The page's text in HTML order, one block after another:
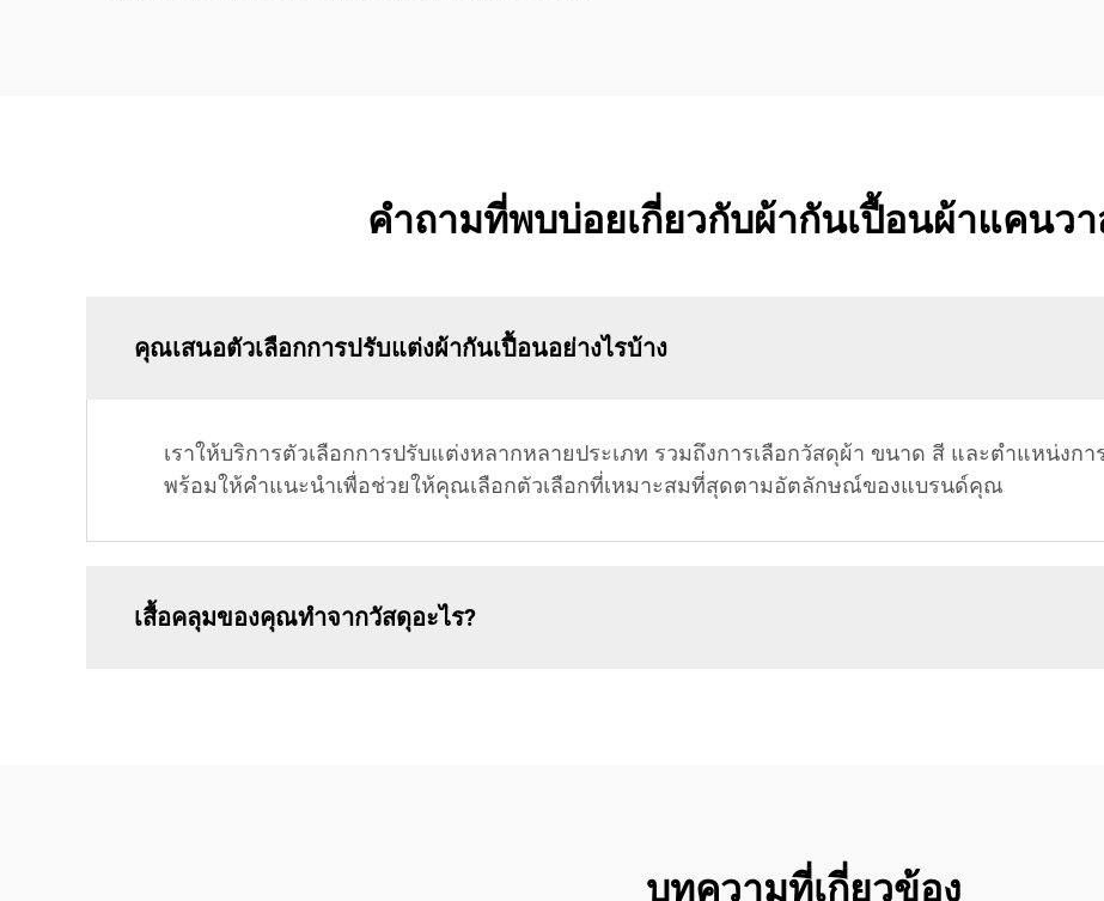
คำถามที่พบบ่อยเกี่ยวกับผ้ากันเปื้อนผ้าแคนว
คุณเสนอตัวเลือกการปรับแต่งผ้ากันเปื้อนอย่างไรบ้าง
เราให้บริการตัวเลือกการปรับแต่งหลากหลายประเภท รวมถึงการเลือกวัสดุผ้า ขนาด สี และตำแหน่งกา
พร้อมให้คำแนะนำเพื่อช่วยให้คุณเลือกตัวเลือกที่เหมาะสมที่สุดตามอัตลักษณ์ของแบรนด์คุณ
เสื้อคลุมของคุณทำจากวัสดุอะไร?
บทความที่เกี่ยวข้อง